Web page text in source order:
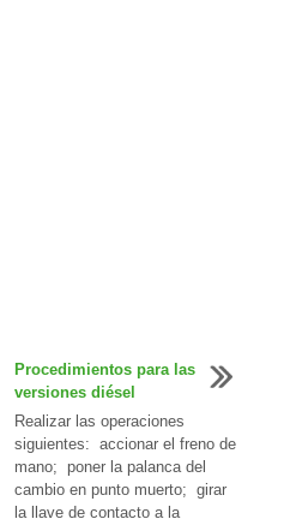
Procedimientos para las
versiones diésel
Realizar las operaciones
siguientes: accionar el freno de
mano; poner la palanca del
cambio en punto muerto; girar
la llave de contacto a la